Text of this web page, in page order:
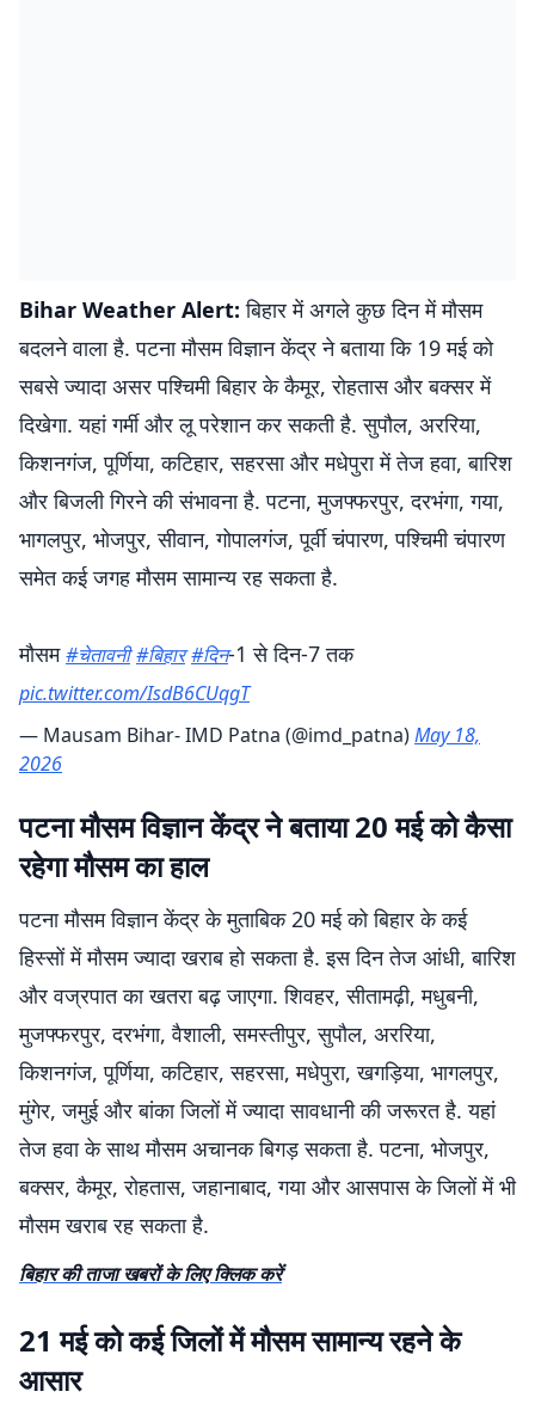
Bihar Weather Alert: बिहार में अगले कुछ दिन में मौसम
बदलने वाला है. पटना मौसम विज्ञान केंद्र ने बताया कि 19 मई को
सबसे ज्यादा असर पश्चिमी बिहार के कैमूर, रोहतास और बक्सर में
दिखेगा. यहां गर्मी और लू परेशान कर सकती है. सुपौल, अररिया,
किशनगंज, पूर्णिया, कटिहार, सहरसा और मधेपुरा में तेज हवा, बारिश
और बिजली गिरने की संभावना है. पटना, मुजफ्फरपुर, दरभंगा, गया,
भागलपुर, भोजपुर, सीवान, गोपालगंज, पूर्वी चंपारण, पश्चिमी चंपारण
समेत कई जगह मौसम सामान्य रह सकता है.
मौसम#चेतावनी #बिहार #दिन-1 से दिन-7 तक
pic.twitter.com/IsdB6CUqgT
— Mausam Bihar- IMD Patna (@imd_patna)May 18,
2026
पटना मौसम विज्ञान केंद्र ने बताया 20 मई को कैसा
रहेगा मौसम का हाल
पटना मौसम विज्ञान केंद्र के मुताबिक 20 मई को बिहार के कई
हिस्सों में मौसम ज्यादा खराब हो सकता है. इस दिन तेज आंधी, बारिश
और वज्रपात का खतरा बढ़ जाएगा. शिवहर, सीतामढ़ी, मधुबनी,
मुजफ्फरपुर, दरभंगा, वैशाली, समस्तीपुर, सुपौल, अररिया,
किशनगंज, पूर्णिया, कटिहार, सहरसा, मधेपुरा, खगड़िया, भागलपुर,
मुंगेर, जमुई और बांका जिलों में ज्यादा सावधानी की जरूरत है. यहां
तेज हवा के साथ मौसम अचानक बिगड़ सकता है. पटना, भोजपुर,
बक्सर, कैमूर, रोहतास, जहानाबाद, गया और आसपास के जिलों में भी
मौसम खराब रह सकता है.
बिहार की ताजा खबरों के लिए क्लिक करें
21 मई को कई जिलों में मौसम सामान्य रहने के
आसार